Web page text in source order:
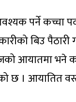
पर्ने कच्चा
बिउ
आयातमा भने
छ । आयातित